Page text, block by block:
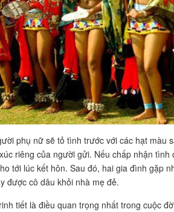
phụ nữ sẽ tỏ tình trước với các hạt màu
riêng của người gửi. Nếu chấp nhận
tới lúc kết hôn. Sau đó, hai gia đình gặp
được cô dâu khỏi nhà mẹ đẻ.
tiết là điều quan trọng nhất trong cuộc